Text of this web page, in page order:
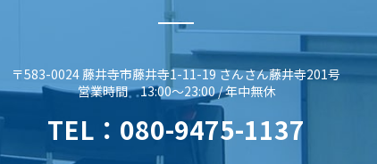
〒583-0024 藤井寺市藤井寺1-11-19 さんさん藤井寺201号
営業時間 13:00～23:00 / 年中無休
TEL： 080-9475-1137